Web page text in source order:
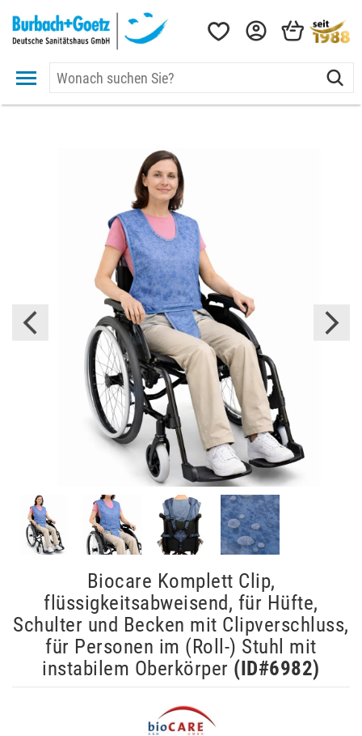
Biocare Komplett Clip,
flüssigkeitsabweisend, für Hüfte,
Schulter und Becken mit Clipverschluss,
für Personen im (Roll-) Stuhl mit
instabilem Oberkörper (ID#6982)